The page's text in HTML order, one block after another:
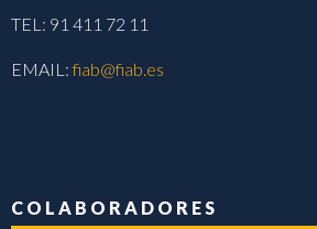
TEL: 91 411 72 11
EMAIL:fiab@fiab.es
COLABORADORES